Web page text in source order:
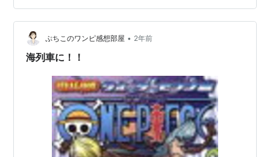
げ回るゾロとウソップ。 手首を切り落とす作戦がゾロら
しくて面白いｗｗｗ キリンさんと狼さんの…
ぷちこのワンピ感想部屋 • 2年前
海列車に！！